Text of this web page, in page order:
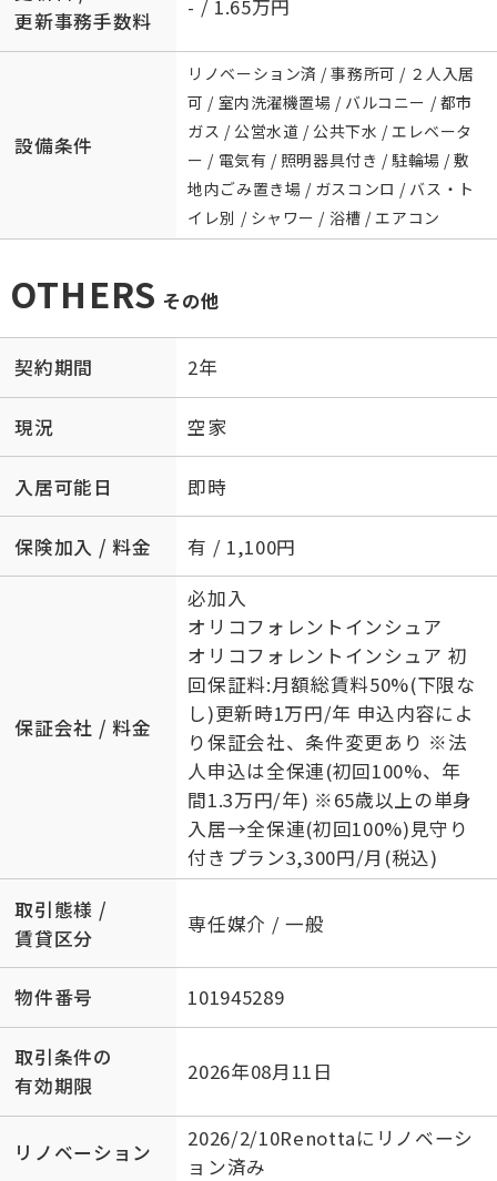
更新事務手数料
- / 1.65万円
設備条件
リノベーション済 / 事務所可 / ２人入居
可 / 室内洗濯機置場 / バルコニー / 都市
ガス / 公営水道 / 公共下水 / エレベータ
ー / 電気有 / 照明器具付き / 駐輪場 / 敷
地内ごみ置き場 / ガスコンロ / バス・ト
イレ別 / シャワー / 浴槽 / エアコン
OTHERS その他
契約期間 2年
現況 空家
入居可能日 即時
保険加入 / 料金 有 / 1,100円
保証会社 / 料金
必加入
オリコフォレントインシュア
オリコフォレントインシュア 初
回保証料:月額総賃料50%(下限な
し)更新時1万円/年 申込内容によ
り保証会社、条件変更あり ※法
人申込は全保連(初回100%、年
間1.3万円/年) ※65歳以上の単身
入居→全保連(初回100%)見守り
付きプラン3,300円/月(税込)
取引態様 /
賃貸区分
専任媒介 / 一般
物件番号 101945289
取引条件の
有効期限
2026年08月11日
リノベーション
2026/2/10Renottaにリノベーシ
ョン済み